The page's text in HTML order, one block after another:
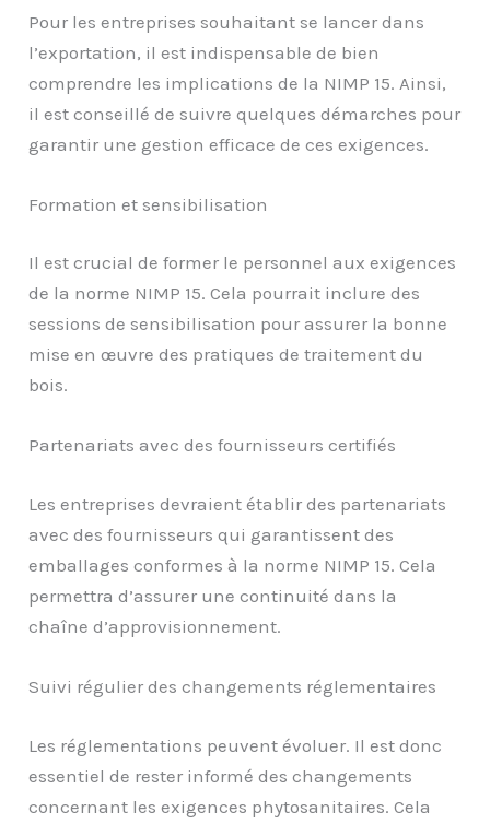
Pour les entreprises souhaitant se lancer dans
l’exportation, il est indispensable de bien
comprendre les implications de la NIMP 15. Ainsi,
il est conseillé de suivre quelques démarches pour
garantir une gestion efficace de ces exigences.
Formation et sensibilisation
Il est crucial de former le personnel aux exigences
de la norme NIMP 15. Cela pourrait inclure des
sessions de sensibilisation pour assurer la bonne
mise en œuvre des pratiques de traitement du
bois.
Partenariats avec des fournisseurs certifiés
Les entreprises devraient établir des partenariats
avec des fournisseurs qui garantissent des
emballages conformes à la norme NIMP 15. Cela
permettra d’assurer une continuité dans la
chaîne d’approvisionnement.
Suivi régulier des changements réglementaires
Les réglementations peuvent évoluer. Il est donc
essentiel de rester informé des changements
concernant les exigences phytosanitaires. Cela